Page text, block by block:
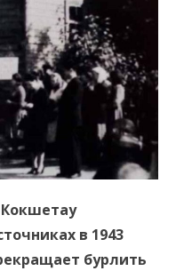
в 1943
бурлить